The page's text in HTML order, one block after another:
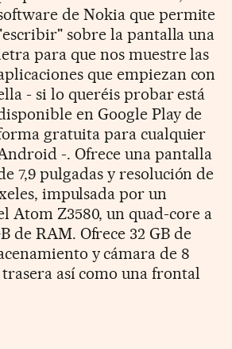
de Nokia que permite
sobre la pantalla una
para que nos muestre las
que empiezan con
- si lo queréis probar está
en Google Play de
gratuita para cualquier
-. Ofrece una pantalla
7,9 pulgadas y resolución de
impulsada por un
Atom Z3580, un quad-core a
de RAM. Ofrece 32 GB de
y cámara de 8
así como una frontal